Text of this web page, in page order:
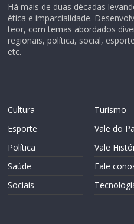
Há mais de duas décadas
ética e imparcialidade.
teor, com temas abordados
regionais, política, social,
etc.
Cultura
Esporte
Política
Saúde
Sociais
Turismo
Vale do
Vale
Fale